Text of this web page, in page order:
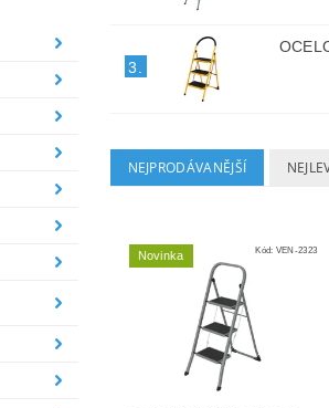
3.
NEJPRODÁVANĚJŠÍ
Novinka Kód: VEN-2323